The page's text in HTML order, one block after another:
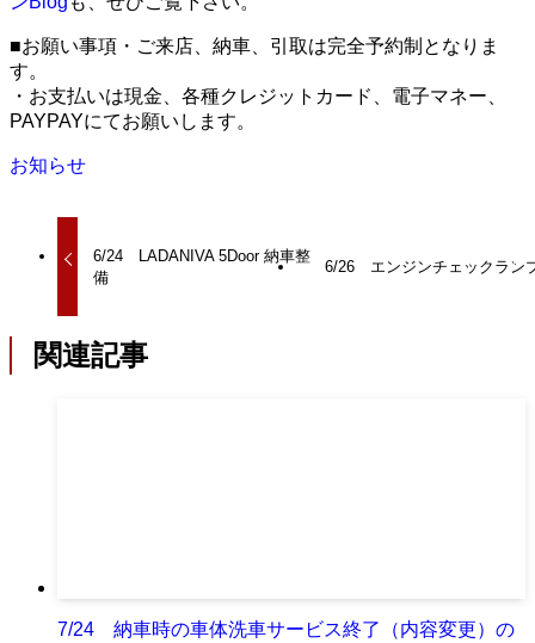
■お願い事項・ご来店、納車、引取は完全予約制となりま
す。
・お支払いは現金、各種クレジットカード、電子マネー、
PAYPAYにてお願いします。
お知らせ
6/24 LADANIVA 5Door 納車整
備
6/26 エンジンチェックラン
関連記事
7/24 納車時の車体洗車サービス終了（内容変更）の